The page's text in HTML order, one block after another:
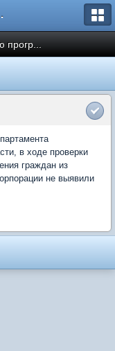
прогр...
в ходе проверки
граждан из
не выявили